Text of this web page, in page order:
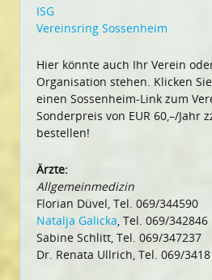
ISG
Vereinsring Sossenheim
Hier könnte auch Ihr Verein
Organisation stehen. Klicken Sie
einen Sossenheim-Link zum
Sonderpreis von EUR 60,–/Jahr
bestellen!
Ärzte:
Allgemeinmedizin
Florian Düvel, Tel. 069/344590
Natalja Galicka, Tel. 069/342846
Sabine Schlitt, Tel. 069/347237
Dr. Renata Ullrich, Tel. 069/